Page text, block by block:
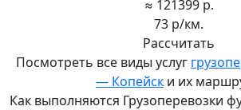
≈ 121399 р.
73 р/км.
Рассчитать
Посмотреть все виды услуг
— Копейск и их
Как выполняются Грузоперевозки